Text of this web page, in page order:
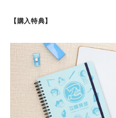
【購入特典】